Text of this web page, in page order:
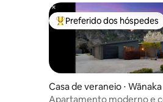
Entre os melhores
Preferido dos hóspedes
Casa de veraneio ⋅ Wānaka
Apartamento moderno e